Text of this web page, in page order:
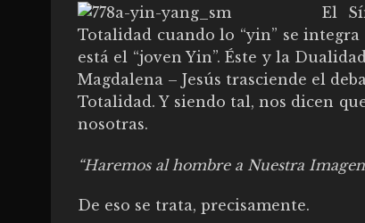
El
Totalidad cuando lo “yin” se integra
está el “joven Yin”. Éste y la
Magdalena – Jesús trasciende el
Totalidad. Y siendo tal, nos dicen
nosotras.
“Haremos al hombre a Nuestra
De eso se trata, precisamente.